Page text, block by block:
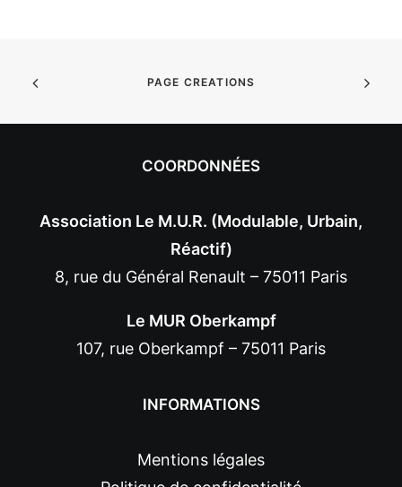
PAGE CREATIONS
COORDONNÉES
Association Le M.U.R. (Modulable, Urbain,
Réactif)
8, rue du Général Renault – 75011 Paris
Le MUR Oberkampf
107, rue Oberkampf – 75011 Paris
INFORMATIONS
Mentions légales